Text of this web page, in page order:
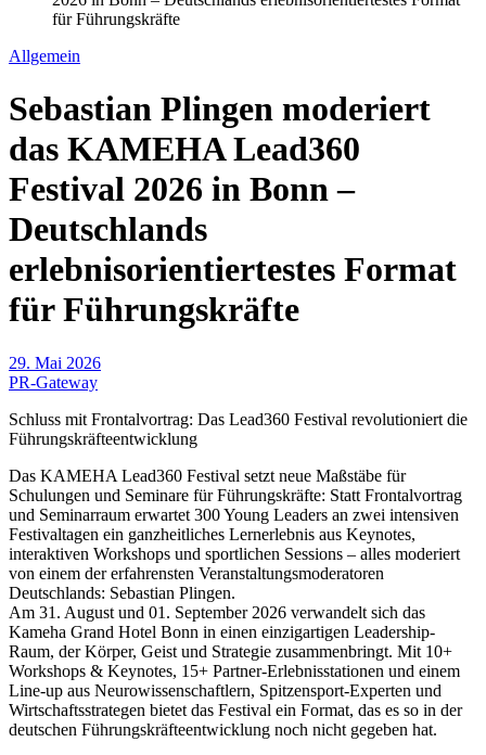
für Führungskräfte
Allgemein
Sebastian Plingen moderiert
das KAMEHA Lead360
Festival 2026 in Bonn –
Deutschlands
erlebnisorientiertestes Format
für Führungskräfte
29. Mai 2026
PR-Gateway
Schluss mit Frontalvortrag: Das Lead360 Festival revolutioniert die
Führungskräfteentwicklung
Das KAMEHA Lead360 Festival setzt neue Maßstäbe für
Schulungen und Seminare für Führungskräfte: Statt Frontalvortrag
und Seminarraum erwartet 300 Young Leaders an zwei intensiven
Festivaltagen ein ganzheitliches Lernerlebnis aus Keynotes,
interaktiven Workshops und sportlichen Sessions – alles moderiert
von einem der erfahrensten Veranstaltungsmoderatoren
Deutschlands: Sebastian Plingen.
Am 31. August und 01. September 2026 verwandelt sich das
Kameha Grand Hotel Bonn in einen einzigartigen Leadership-
Raum, der Körper, Geist und Strategie zusammenbringt. Mit 10+
Workshops & Keynotes, 15+ Partner-Erlebnisstationen und einem
Line-up aus Neurowissenschaftlern, Spitzensport-Experten und
Wirtschaftsstrategen bietet das Festival ein Format, das es so in der
deutschen Führungskräfteentwicklung noch nicht gegeben hat.